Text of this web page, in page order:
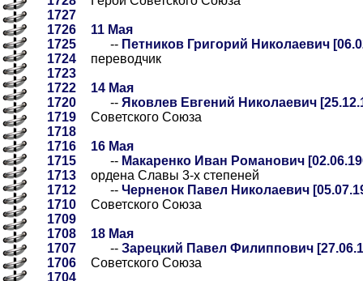
1727
1726
1725
1724
1723
1722
1720
1719
1718
1716
1715
1713
1712
1710
1709
1708
1707
1706
1704
11 Мая
-- Петников Григорий Николаевич
переводчик
14 Мая
-- Яковлев Евгений Николаевич
Советского Союза
16 Мая
-- Макаренко Иван Романович
ордена Славы 3-х степеней
-- Черненок Павел Николаевич
Советского Союза
18 Мая
-- Зарецкий Павел Филиппович
Советского Союза